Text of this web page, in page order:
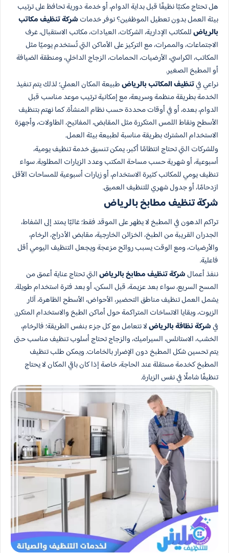
هل تحتاج مكتبًا نظيفًا قبل بداية الدوام، أو خدمة دورية تحافظ على ترتيب
بيئة العمل بدون تعطيل الموظفين؟ نوفر خدمات شركة تنظيف مكاتب
بالرياضللمكاتب الإدارية، الشركات، العيادات، مكاتب الاستقبال، غرف
الاجتماعات، والممرات، مع التركيز على الأماكن التي تُستخدم يوميًا مثل
المكاتب، الكراسي، الأرضيات، الحمامات، الزجاج الداخلي، ومنطقة الضيافة
أو المطبخ الصغير.
نراعي فيتنظيف المكاتب بالرياضطبيعة المكان العملي؛ لذلك يتم تنفيذ
الخدمة بطريقة منظمة وسريعة، مع إمكانية ترتيب موعد مناسب قبل
الدوام، بعده، أو في أوقات محددة حسب نظام المنشأة. كما نهتم بتنظيف
الأسطح ونقاط اللمس المتكررة مثل المقابض، المفاتيح، الطاولات، وأجهزة
الاستخدام المشترك بطريقة مناسبة لطبيعة بيئة العمل.
وللشركات التي تحتاج انتظامًا أكبر، يمكن تنسيق خدمة تنظيف يومية،
أسبوعية، أو شهرية حسب مساحة المكتب وعدد الزيارات المطلوبة. سواء
تنظيف يومي للمكاتب كثيرة الاستخدام، أو زيارات أسبوعية للمساحات الأقل
ازدحامًا، أو جدول شهري للتنظيف العميق.
شركة تنظيف مطابخ بالرياض​
تراكم الدهون في المطبخ لا يظهر على الموقد فقط؛ غالبًا يمتد إلى الشفاط،
الجدران القريبة من الطبخ، الخزائن الخارجية، مقابض الأدراج، الرخام،
والأرضيات، ومع الوقت يسبب روائح مزعجة ويجعل التنظيف اليومي أقل
فاعلية.
ننفذ أعمالشركة تنظيف مطابخ بالرياضالتي تحتاج عناية أعمق من
المسح السريع، سواء بعد عزيمة، قبل السكن، أو بعد فترة استخدام طويلة.
يشمل العمل تنظيف مناطق التحضير، الأحواض، الأسطح الظاهرة، آثار
الزيوت، وبقايا الاتساخات المتراكمة حول أماكن الطبخ والاستخدام المتكرر.
فيشركة نظافة بالرياضلا نتعامل مع كل جزء بنفس الطريقة؛ فالرخام،
الخشب، الاستانلس، السيراميك، والزجاج تحتاج أسلوب تنظيف مناسب حتى
يتم تحسين شكل المطبخ دون الإضرار بالخامات. ويمكن طلب تنظيف
المطبخ كخدمة مستقلة عند الحاجة، خاصة إذا كان باقي المكان لا يحتاج
تنظيفًا شاملًا في نفس الزيارة.